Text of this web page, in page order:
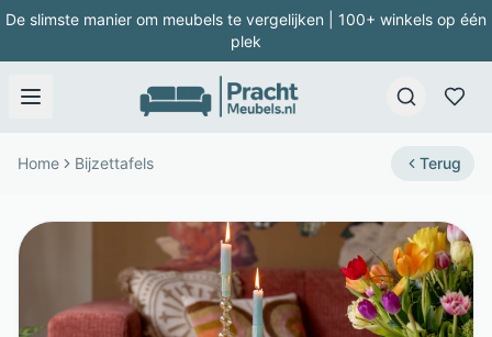
De slimste manier om meubels te vergelijken | 100+ winkels op één
plek
Home Bijzettafels Terug